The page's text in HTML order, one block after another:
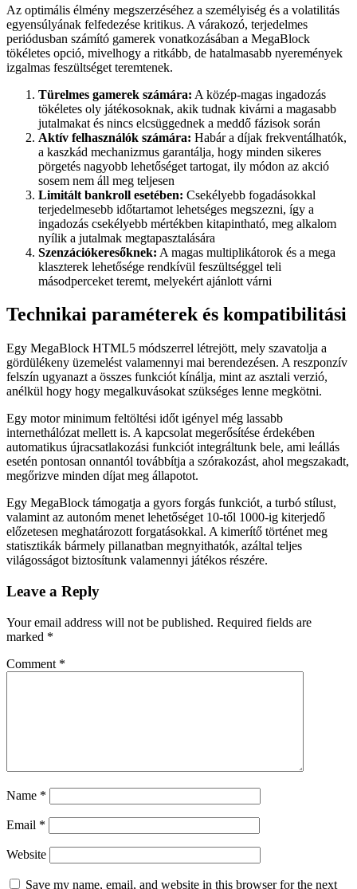
Az optimális élmény megszerzéséhez a személyiség és a volatilitás
egyensúlyának felfedezése kritikus. A várakozó, terjedelmes
periódusban számító gamerek vonatkozásában a MegaBlock
tökéletes opció, mivelhogy a ritkább, de hatalmasabb nyeremények
izgalmas feszültséget teremtenek.
Türelmes gamerek számára: A közép-magas ingadozás
tökéletes oly játékosoknak, akik tudnak kivárni a magasabb
jutalmakat és nincs elcsüggednek a meddő fázisok során
Aktív felhasználók számára: Habár a díjak frekventálhatók,
a kaszkád mechanizmus garantálja, hogy minden sikeres
pörgetés nagyobb lehetőséget tartogat, ily módon az akció
sosem nem áll meg teljesen
Limitált bankroll esetében: Csekélyebb fogadásokkal
terjedelmesebb időtartamot lehetséges megszezni, így a
ingadozás csekélyebb mértékben kitapintható, meg alkalom
nyílik a jutalmak megtapasztalására
Szenzációkeresőknek: A magas multiplikátorok és a mega
klaszterek lehetősége rendkívül feszültséggel teli
másodperceket teremt, melyekért ajánlott várni
Technikai paraméterek és kompatibilitási
Egy MegaBlock HTML5 módszerrel létrejött, mely szavatolja a
gördülékeny üzemelést valamennyi mai berendezésen. A reszponzív
felszín ugyanazt a összes funkciót kínálja, mint az asztali verzió,
anélkül hogy hogy megalkuvásokat szükséges lenne megkötni.
Egy motor minimum feltöltési időt igényel még lassabb
internethálózat mellett is. A kapcsolat megerősítése érdekében
automatikus újracsatlakozási funkciót integráltunk bele, ami leállás
esetén pontosan onnantól továbbítja a szórakozást, ahol megszakadt,
megőrizve minden díjat meg állapotot.
Egy MegaBlock támogatja a gyors forgás funkciót, a turbó stílust,
valamint az autonóm menet lehetőséget 10-től 1000-ig kiterjedő
előzetesen meghatározott forgatásokkal. A kimerítő történet meg
statisztikák bármely pillanatban megnyithatók, azáltal teljes
világosságot biztosítunk valamennyi játékos részére.
Leave a Reply
Your email address will not be published. Required fields are
marked *
Comment *
Name *
Email *
Website
Save my name, email, and website in this browser for the next